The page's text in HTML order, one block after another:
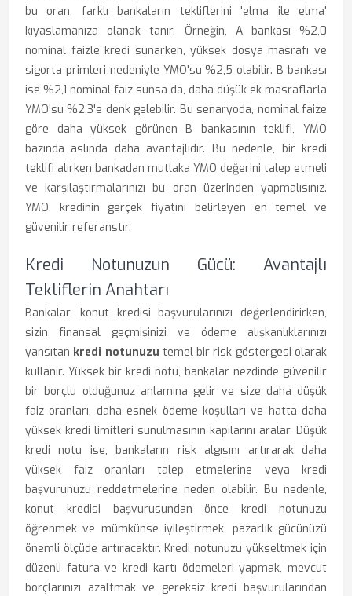
bu oran, farklı bankaların tekliflerini 'elma ile elma'
kıyaslamanıza olanak tanır. Örneğin, A bankası %2,0
nominal faizle kredi sunarken, yüksek dosya masrafı ve
sigorta primleri nedeniyle YMO'su %2,5 olabilir. B bankası
ise %2,1 nominal faiz sunsa da, daha düşük ek masraflarla
YMO'su %2,3'e denk gelebilir. Bu senaryoda, nominal faize
göre daha yüksek görünen B bankasının teklifi, YMO
bazında aslında daha avantajlıdır. Bu nedenle, bir kredi
teklifi alırken bankadan mutlaka YMO değerini talep etmeli
ve karşılaştırmalarınızı bu oran üzerinden yapmalısınız.
YMO, kredinin gerçek fiyatını belirleyen en temel ve
güvenilir referanstır.
Kredi Notunuzun Gücü: Avantajlı
Tekliflerin Anahtarı
Bankalar, konut kredisi başvurularınızı değerlendirirken,
sizin finansal geçmişinizi ve ödeme alışkanlıklarınızı
yansıtan kredi notunuzu temel bir risk göstergesi olarak
kullanır. Yüksek bir kredi notu, bankalar nezdinde güvenilir
bir borçlu olduğunuz anlamına gelir ve size daha düşük
faiz oranları, daha esnek ödeme koşulları ve hatta daha
yüksek kredi limitleri sunulmasının kapılarını aralar. Düşük
kredi notu ise, bankaların risk algısını artırarak daha
yüksek faiz oranları talep etmelerine veya kredi
başvurunuzu reddetmelerine neden olabilir. Bu nedenle,
konut kredisi başvurusundan önce kredi notunuzu
öğrenmek ve mümkünse iyileştirmek, pazarlık gücünüzü
önemli ölçüde artıracaktır. Kredi notunuzu yükseltmek için
düzenli fatura ve kredi kartı ödemeleri yapmak, mevcut
borçlarınızı azaltmak ve gereksiz kredi başvurularından